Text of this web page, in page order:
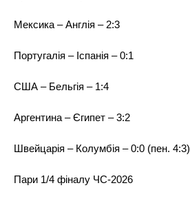
Мексика – Англія – 2:3
Португалія – Іспанія – 0:1
США – Бельгія – 1:4
Аргентина – Єгипет – 3:2
Швейцарія – Колумбія – 0:0 (пен. 4:3)
Пари 1/4 фіналу ЧС-2026